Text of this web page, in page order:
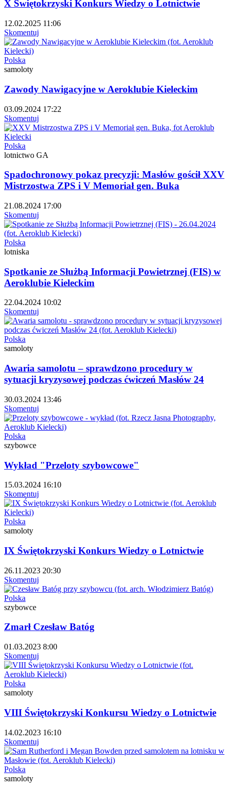
X Świętokrzyski Konkurs Wiedzy o Lotnictwie
12.02.2025 11:06
Skomentuj
Polska
samoloty
Zawody Nawigacyjne w Aeroklubie Kieleckim
03.09.2024 17:22
Skomentuj
Polska
lotnictwo GA
Spadochronowy pokaz precyzji: Masłów gościł XXV
Mistrzostwa ZPS i V Memoriał gen. Buka
21.08.2024 17:00
Skomentuj
Polska
lotniska
Spotkanie ze Służbą Informacji Powietrznej (FIS) w
Aeroklubie Kieleckim
22.04.2024 10:02
Skomentuj
Polska
samoloty
Awaria samolotu – sprawdzono procedury w
sytuacji kryzysowej podczas ćwiczeń Masłów 24
30.03.2024 13:46
Skomentuj
Polska
szybowce
Wykład "Przeloty szybowcowe"
15.03.2024 16:10
Skomentuj
Polska
samoloty
IX Świętokrzyski Konkurs Wiedzy o Lotnictwie
26.11.2023 20:30
Skomentuj
Polska
szybowce
Zmarł Czesław Batóg
01.03.2023 8:00
Skomentuj
Polska
samoloty
VIII Świętokrzyski Konkursu Wiedzy o Lotnictwie
14.02.2023 16:10
Skomentuj
Polska
samoloty